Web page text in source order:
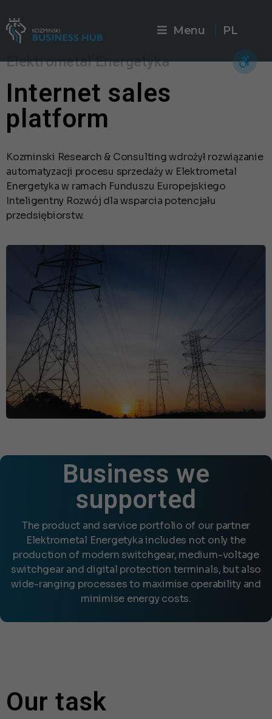
Menu PL
Elektrometal Energetyka
Internet sales
platform
Kozminski Research & Consulting wdrożył rozwiązanie
automatyzacji procesu sprzedaży w Elektrometal
Energetyka w ramach Funduszu Europejskiego
Inteligentny Rozwój dla wsparcia potencjału
przedsiębiorstw.
Business we
supported
The product and service portfolio of our partner
Elektrometal Energetyka includes not only the
production of modern switchgear, medium-voltage
switchgear and digital protection terminals, but also
wide-ranging processes to maximise operability and
minimise energy costs.
Our task